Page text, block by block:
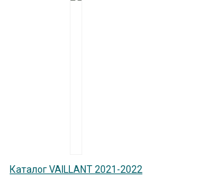
Каталог VAILLANT 2021-2022